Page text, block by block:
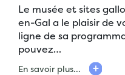
Le musée et sites
en-Gal a le plaisir de
ligne de sa
pouvez…
En savoir plus...